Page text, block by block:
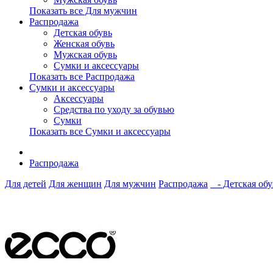
Показать все Для мужчин
Распродажа
Детская обувь
Женская обувь
Мужская обувь
Сумки и аксессуары
Показать все Распродажа
Сумки и аксессуары
Аксессуары
Средства по уходу за обувью
Сумки
Показать все Сумки и аксессуары
Распродажа
Для детей Для женщин Для мужчин Распродажа - Детская